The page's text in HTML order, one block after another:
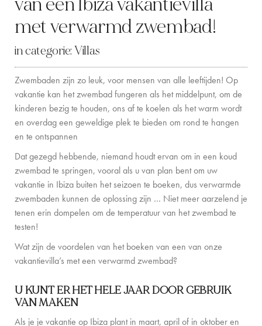
SANTA EULALIA
IBIZA STAD
INSPIRATIE
BOOT CHARTERVLOOT
PRIVATE CHEF AND BAR SERVICES
FAMILIE-ERVARINGEN
CONCIËRGE
DE EILANDGIDS
NIEUWS
van een Ibiza vakantievilla
met verwarmd zwembad!
in categorie: Villas
Zwembaden zijn zo leuk, voor mensen van alle leeftijden! Op
vakantie kan het zwembad fungeren als het middelpunt, om de
kinderen bezig te houden, ons af te koelen als het warm wordt
en overdag een geweldige plek te bieden om rond te hangen
en te ontspannen
Dat gezegd hebbende, niemand houdt ervan om in een koud
zwembad te springen, vooral als u van plan bent om uw
vakantie in Ibiza buiten het seizoen te boeken, dus verwarmde
zwembaden kunnen de oplossing zijn … Niet meer aarzelend je
tenen erin dompelen om de temperatuur van het zwembad te
testen!
Wat zijn de voordelen van het boeken van een van onze
vakantievilla’s met een verwarmd zwembad?
U KUNT ER HET HELE JAAR DOOR GEBRUIK
VAN MAKEN
Als je je vakantie op Ibiza plant in maart, april of in oktober en